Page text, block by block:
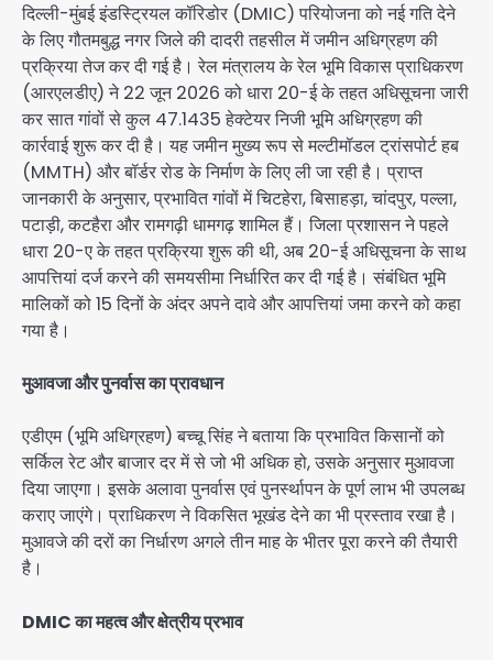
दिल्ली-मुंबई इंडस्ट्रियल कॉरिडोर (DMIC) परियोजना को नई गति देने
के लिए गौतमबुद्ध नगर जिले की दादरी तहसील में जमीन अधिग्रहण की
प्रक्रिया तेज कर दी गई है। रेल मंत्रालय के रेल भूमि विकास प्राधिकरण
(आरएलडीए) ने 22 जून 2026 को धारा 20-ई के तहत अधिसूचना जारी
कर सात गांवों से कुल 47.1435 हेक्टेयर निजी भूमि अधिग्रहण की
कार्रवाई शुरू कर दी है। यह जमीन मुख्य रूप से मल्टीमॉडल ट्रांसपोर्ट हब
(MMTH) और बॉर्डर रोड के निर्माण के लिए ली जा रही है। प्राप्त
जानकारी के अनुसार, प्रभावित गांवों में चिटहेरा, बिसाहड़ा, चांदपुर, पल्ला,
पटाड़ी, कटहैरा और रामगढ़ी धामगढ़ शामिल हैं। जिला प्रशासन ने पहले
धारा 20-ए के तहत प्रक्रिया शुरू की थी, अब 20-ई अधिसूचना के साथ
आपत्तियां दर्ज करने की समयसीमा निर्धारित कर दी गई है। संबंधित भूमि
मालिकों को 15 दिनों के अंदर अपने दावे और आपत्तियां जमा करने को कहा
गया है।
मुआवजा और पुनर्वास का प्रावधान
एडीएम (भूमि अधिग्रहण) बच्चू सिंह ने बताया कि प्रभावित किसानों को
सर्किल रेट और बाजार दर में से जो भी अधिक हो, उसके अनुसार मुआवजा
दिया जाएगा। इसके अलावा पुनर्वास एवं पुनर्स्थापन के पूर्ण लाभ भी उपलब्ध
कराए जाएंगे। प्राधिकरण ने विकसित भूखंड देने का भी प्रस्ताव रखा है।
मुआवजे की दरों का निर्धारण अगले तीन माह के भीतर पूरा करने की तैयारी
है।
DMIC का महत्व और क्षेत्रीय प्रभाव